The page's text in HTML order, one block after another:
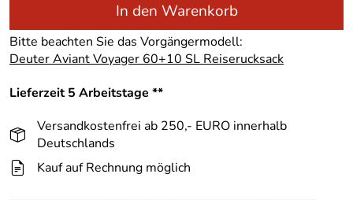
In den Warenkorb
Bitte beachten Sie das Vorgängermodell:
Deuter Aviant Voyager 60+10 SL Reiserucksack
Lieferzeit 5 Arbeitstage **
Versandkostenfrei ab 250,- EURO innerhalb
Deutschlands
Kauf auf Rechnung möglich